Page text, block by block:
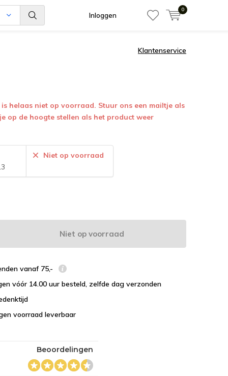
Inloggen
0
Klantenservice
helaas niet op voorraad. Stuur ons een mailtje als
op de hoogte stellen als het product weer
Niet op voorraad
Niet op voorraad
vanaf 75,-
vóór 14.00 uur besteld, zelfde dag verzonden
voorraad leverbaar
Beoordelingen